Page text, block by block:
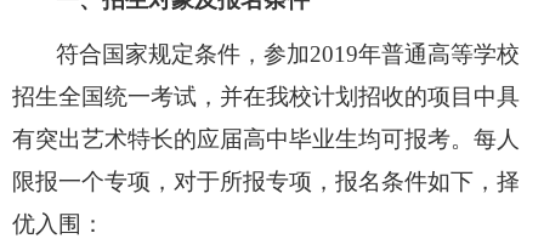
符合国家规定条件，参加2019年普通高等学校
招生全国统一考试，并在我校计划招收的项目中具
有突出艺术特长的应届高中毕业生均可报考。每人
限报一个专项，对于所报专项，报名条件如下，择
优入围：